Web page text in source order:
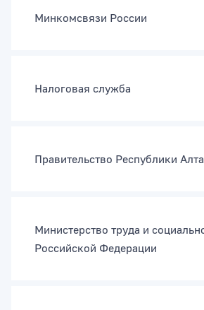
Минкомсвязи России
Налоговая служба
Правительство Республики
Министерство труда и
Российской Федерации